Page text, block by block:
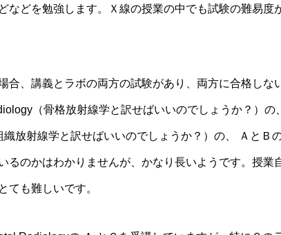
などを勉強します。Ｘ線の授業の中でも試験の難易度
合、講義とラボの両方の試験があり、両方に合格しな
（骨格放射線学と訳せばいいのでしょうか？）
織放射線学と訳せばいいのでしょうか？）の、 ＡとＢ
るのかはわかりませんが、かなり長いようです。授業
ても難しいです。